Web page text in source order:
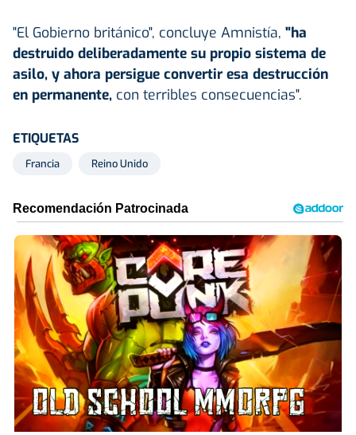
"El Gobierno británico", concluye Amnistía, "ha
destruido deliberadamente su propio sistema de
asilo, y ahora persigue convertir esa destrucción
en permanente, con terribles consecuencias".
ETIQUETAS
Francia Reino Unido